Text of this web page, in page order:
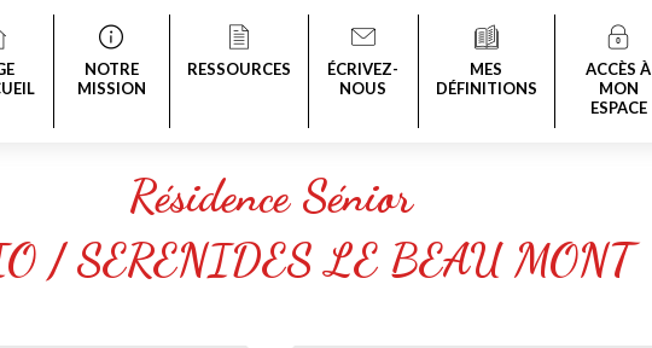
NOTRE
MISSION
RESSOURCES
ÉCRIVEZ-
NOUS
MES
DÉFINITIONS
ACCÈS À
MON
ESPACE
Résidence Sénior
/ SERENIDES LE BEAU MONT